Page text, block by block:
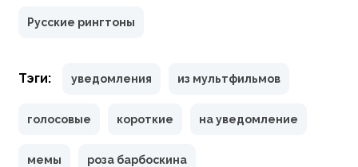
Русские рингтоны
Тэги: уведомления из мультфильмов
голосовые короткие на уведомление
мемы роза барбоскина